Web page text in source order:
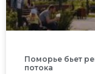
Поморье бьет
потока